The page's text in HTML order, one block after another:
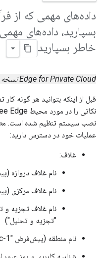
داده‌های مهمی که از
بسپارید، داده‌های
خاطر بسپارید
Edge for Private Cloud نسخه 4.18.05
قبل از اینکه بتوانید هر گونه کار
نصب سیستم تنظیم شده است.
عملیات خود در دسترس دارید:
غلاف:
نام غلاف دروازه
نام غلاف مرکزی
نام غلاف تجزیه
"تجزیه و تحلیل")
نام منطقه (پیش‌فرض "dc-1")